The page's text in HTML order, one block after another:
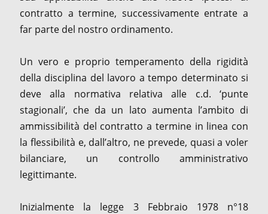
contratto a termine, successivamente entrate a
far parte del nostro ordinamento.
Un vero e proprio temperamento della rigidità
della disciplina del lavoro a tempo determinato si
deve alla normativa relativa alle c.d. ‘punte
stagionali’, che da un lato aumenta l’ambito di
ammissibilità del contratto a termine in linea con
la flessibilità e, dall’altro, ne prevede, quasi a voler
bilanciare, un controllo amministrativo
legittimante.
Inizialmente la legge 3 Febbraio 1978 n°18